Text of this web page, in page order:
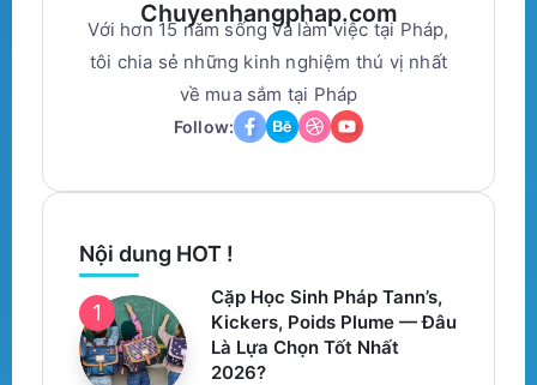
Chuyenhangphap.com
Với hơn 15 năm sống và làm việc tại Pháp,
tôi chia sẻ những kinh nghiệm thú vị nhất
về mua sắm tại Pháp
Follow:
Nội dung HOT !
Cặp Học Sinh Pháp Tann’s,
Kickers, Poids Plume — Đâu
Là Lựa Chọn Tốt Nhất
2026?